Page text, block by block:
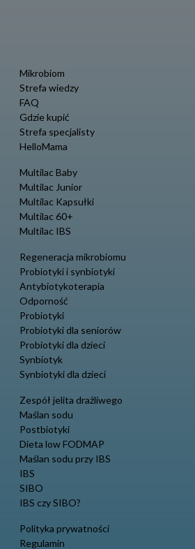
Mikrobiom
Strefa wiedzy
FAQ
Gdzie kupić
Strefa specjalisty
HelloMama
Multilac Baby
Multilac Junior
Multilac Kapsułki
Multilac 60+
Multilac IBS
Regeneracja mikrobiomu
Probiotyki i synbiotyki
Antybiotykoterapia
Odporność
Probiotyki
Probiotyki dla seniorów
Probiotyki dla dzieci
Synbiotyk
Synbiotyki dla dzieci
Zespół jelita drażliwego
Maślan sodu
Postbiotyki
Dieta low FODMAP
Maślan sodu przy IBS
IBS
SIBO
IBS czy SIBO?
Polityka prywatności
Regulamin